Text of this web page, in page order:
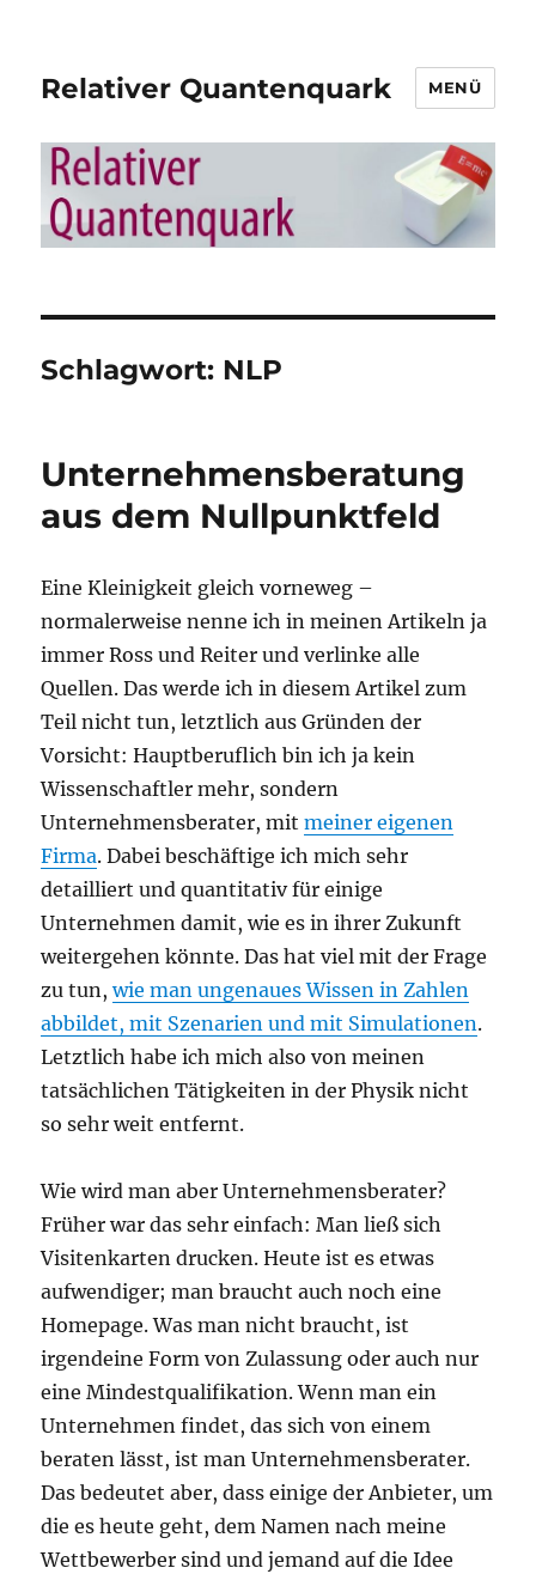
Relativer Quantenquark MENÜ
Schlagwort: NLP
Unternehmensberatung
aus dem Nullpunktfeld
Eine Kleinigkeit gleich vorneweg –
normalerweise nenne ich in meinen Artikeln ja
immer Ross und Reiter und verlinke alle
Quellen. Das werde ich in diesem Artikel zum
Teil nicht tun, letztlich aus Gründen der
Vorsicht: Hauptberuflich bin ich ja kein
Wissenschaftler mehr, sondern
Unternehmensberater, mitmeiner eigenen
Firma. Dabei beschäftige ich mich sehr
detailliert und quantitativ für einige
Unternehmen damit, wie es in ihrer Zukunft
weitergehen könnte. Das hat viel mit der Frage
zu tun,wie man ungenaues Wissen in Zahlen
abbildet, mit Szenarien und mit Simulationen.
Letztlich habe ich mich also von meinen
tatsächlichen Tätigkeiten in der Physik nicht
so sehr weit entfernt.
Wie wird man aber Unternehmensberater?
Früher war das sehr einfach: Man ließ sich
Visitenkarten drucken. Heute ist es etwas
aufwendiger; man braucht auch noch eine
Homepage. Was man nicht braucht, ist
irgendeine Form von Zulassung oder auch nur
eine Mindestqualifikation. Wenn man ein
Unternehmen findet, das sich von einem
beraten lässt, ist man Unternehmensberater.
Das bedeutet aber, dass einige der Anbieter, um
die es heute geht, dem Namen nach meine
Wettbewerber sind und jemand auf die Idee